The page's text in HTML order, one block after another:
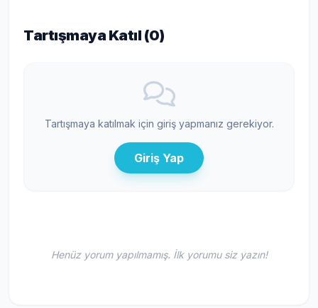
Tartışmaya Katıl (0)
Tartışmaya katılmak için giriş yapmanız gerekiyor.
Giriş Yap
Henüz yorum yapılmamış. İlk yorumu siz yazın!